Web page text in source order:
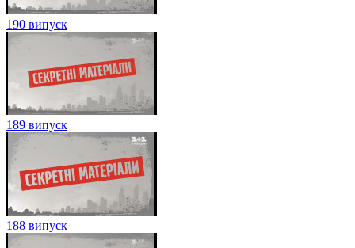
190 випуск
189 випуск
188 випуск